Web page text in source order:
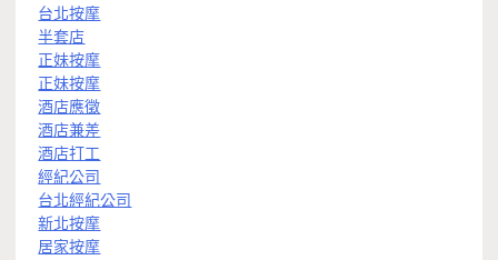
台北按摩
半套店
正妹按摩
正妹按摩
酒店應徵
酒店兼差
酒店打工
經紀公司
台北經紀公司
新北按摩
居家按摩